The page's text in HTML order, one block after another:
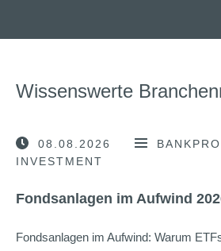
Wissenswerte
08.08.2026
INVESTMENT
Fondsanlagen im Aufwind
Fondsanlagen im Aufwind: Warum